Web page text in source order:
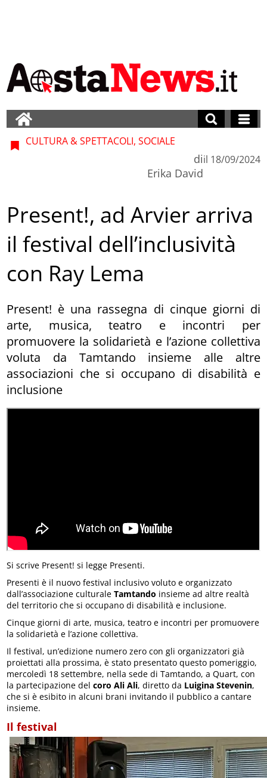
CULTURA & SPETTACOLI, SOCIALE
di
Erika David
il 18/09/2024
Present!, ad Arvier arriva
il festival dell’inclusività
con Ray Lema
Present! è una rassegna di cinque giorni di
arte, musica, teatro e incontri per
promuovere la solidarietà e l’azione collettiva
voluta da Tamtando insieme alle altre
associazioni che si occupano di disabilità e
inclusione
Si scrive Present! si legge Presenti.
Presenti è il nuovo festival inclusivo voluto e organizzato
dall’associazione culturaleTamtando insieme ad altre realtà
del territorio che si occupano di disabilità e inclusione.
Cinque giorni di arte, musica, teatro e incontri per promuovere
la solidarietà e l’azione collettiva.
Il festival, un’edizione numero zero con gli organizzatori già
proiettati alla prossima, è stato presentato questo pomeriggio,
mercoledì 18 settembre, nella sede di Tamtando, a Quart, con
la partecipazione del coro Ali Ali, diretto da Luigina Stevenin,
che si è esibito in alcuni brani invitando il pubblico a cantare
insieme.
Il festival